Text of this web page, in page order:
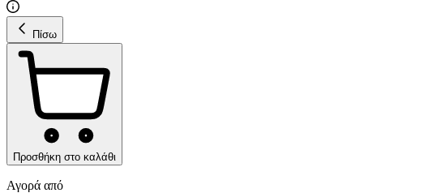
Πίσω
Προσθήκη στο καλάθι
Αγορά από